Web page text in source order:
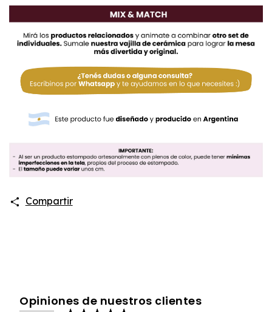
Compartir
Opiniones de nuestros clientes